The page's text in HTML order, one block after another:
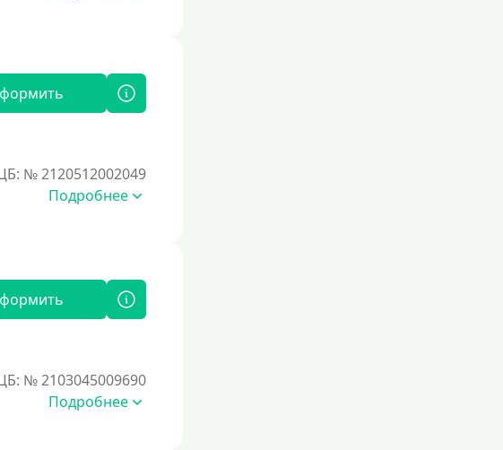
№ 2120512002049
Подробнее
№ 2103045009690
Подробнее